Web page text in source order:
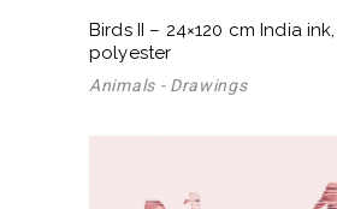
Birds II – 24×120 cm India
polyester
Animals - Drawings